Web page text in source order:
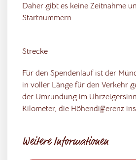
Daher gibt es keine Zeitnahme
Startnummern.
Strecke
Für den Spendenlauf ist der
in voller Länge für den Verkehr
der Umrundung im
Kilometer, die Höhendifferenz
Weitere Informationen